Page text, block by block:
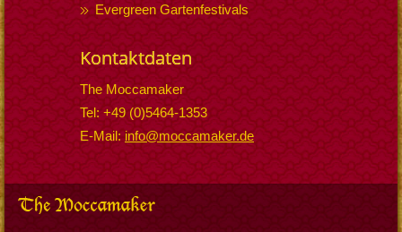
Evergreen Gartenfestivals
Kontaktdaten
The Moccamaker
Tel: +49 (0)5464-1353
E-Mail: info@moccamaker.de